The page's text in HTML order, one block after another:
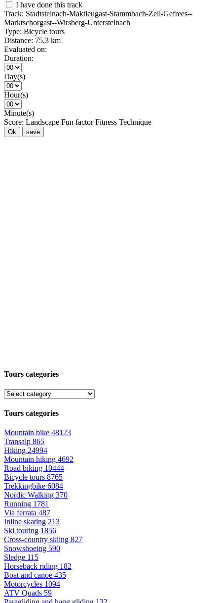
I have done this track
Track: Stadtsteinach-Maktleugast-Stammbach-Zell-Gefrees--
Marktschorgast--Wirsberg-Untersteinach
Type: Bicycle tours
Distance: 75,3 km
Evaluated on:
Duration:
Day(s)
Hour(s)
Minute(s)
Score: Landscape Fun factor Fitness Technique
Ok save
Tours categories
Tours categories
Mountain bike 48123
Transalp 865
Hiking 24994
Mountain hiking 4692
Road biking 10444
Bicycle tours 8765
Trekkingbike 6084
Nordic Walking 370
Running 1781
Via ferrata 487
Inline skating 213
Ski touring 1856
Cross-country skiing 827
Snowshoeing 590
Sledge 115
Horseback riding 182
Boat and canoe 435
Motorcycles 1094
ATV Quads 59